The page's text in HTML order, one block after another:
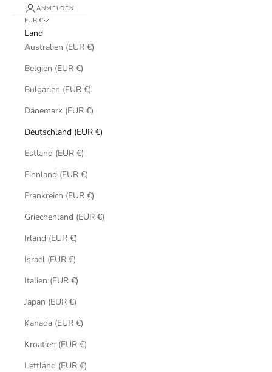
ANMELDEN
EUR €
Land
Australien (EUR €)
Belgien (EUR €)
Bulgarien (EUR €)
Dänemark (EUR €)
Deutschland (EUR €)
Estland (EUR €)
Finnland (EUR €)
Frankreich (EUR €)
Griechenland (EUR €)
Irland (EUR €)
Israel (EUR €)
Italien (EUR €)
Japan (EUR €)
Kanada (EUR €)
Kroatien (EUR €)
Lettland (EUR €)